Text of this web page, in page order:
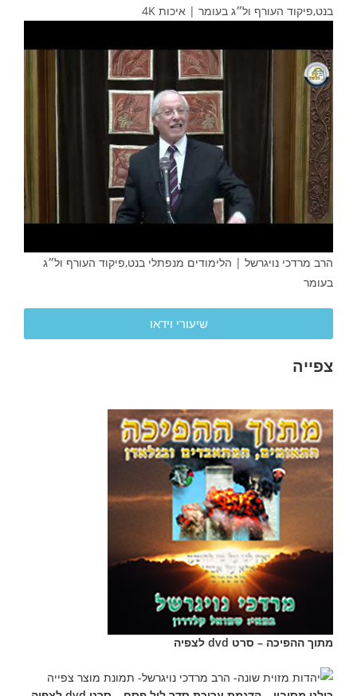
בנט,פיקוד העורף ול״ג בעומר | איכות 4K
הרב מרדכי נויגרשל | הלימודים מנפתלי בנט,פיקוד העורף ול״ג
בעומר
שיעורי וידאו
צפייה
מתוך ההפיכה – סרט dvd לצפיה